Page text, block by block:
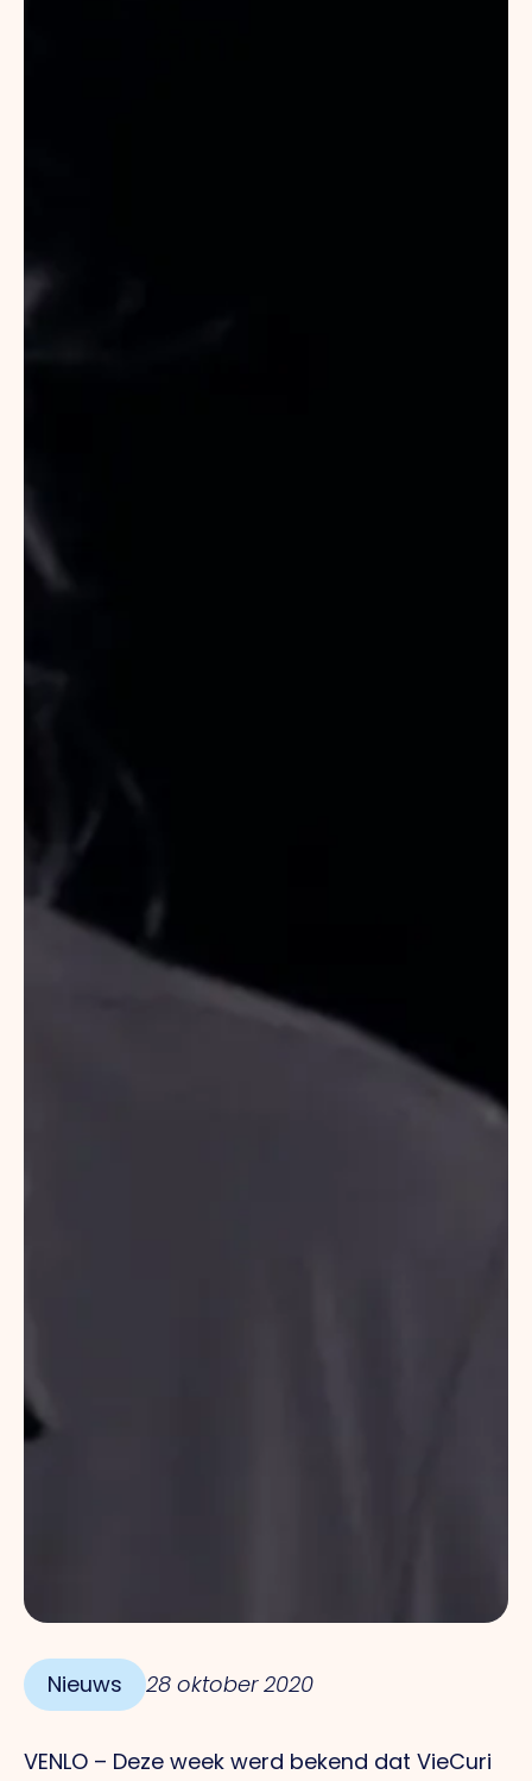
Nieuws 28 oktober 2020
VENLO – Deze week werd bekend dat VieCuri